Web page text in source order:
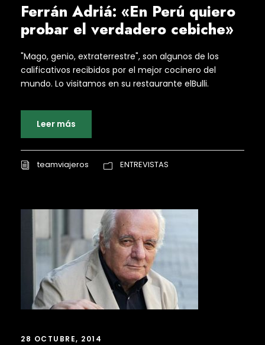
Ferrán Adriá: «En Perú quiero
probar el verdadero cebiche»
"Mago, genio, extraterrestre", son algunos de los
calificativos recibidos por el mejor cocinero del
mundo. Lo visitamos en su restaurante elBulli.
Leer más
teamviajeros ENTREVISTAS
28 OCTUBRE, 2014